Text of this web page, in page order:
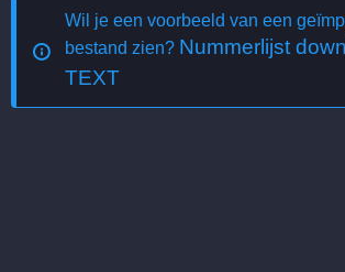
Wil je een voorbeeld van een
bestand zien? Nummerlijst
TEXT